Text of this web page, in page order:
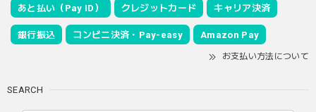
あと払い（Pay ID） クレジットカード キャリア決済
銀行振込 コンビニ決済・Pay-easy Amazon Pay
お支払い方法について
SEARCH